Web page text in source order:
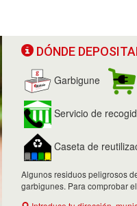
DÓNDE
Garbigune
Servicio de
Caseta de
Algunos residuos peligrosos
garbigunes. Para comprobar